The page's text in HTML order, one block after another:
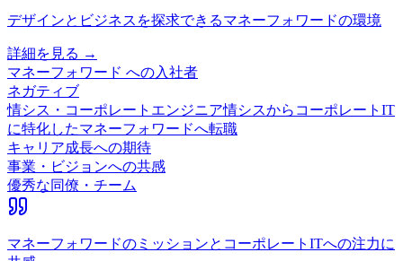
デザインとビジネスを探求できるマネーフォワードの環境
詳細を見る →
マネーフォワード への入社者
ネガティブ
情シス・コーポレートエンジニア情シスからコーポレートIT
に特化したマネーフォワードへ転職
キャリア成長への期待
事業・ビジョンへの共感
優秀な同僚・チーム
マネーフォワードのミッションとコーポレートITへの注力に